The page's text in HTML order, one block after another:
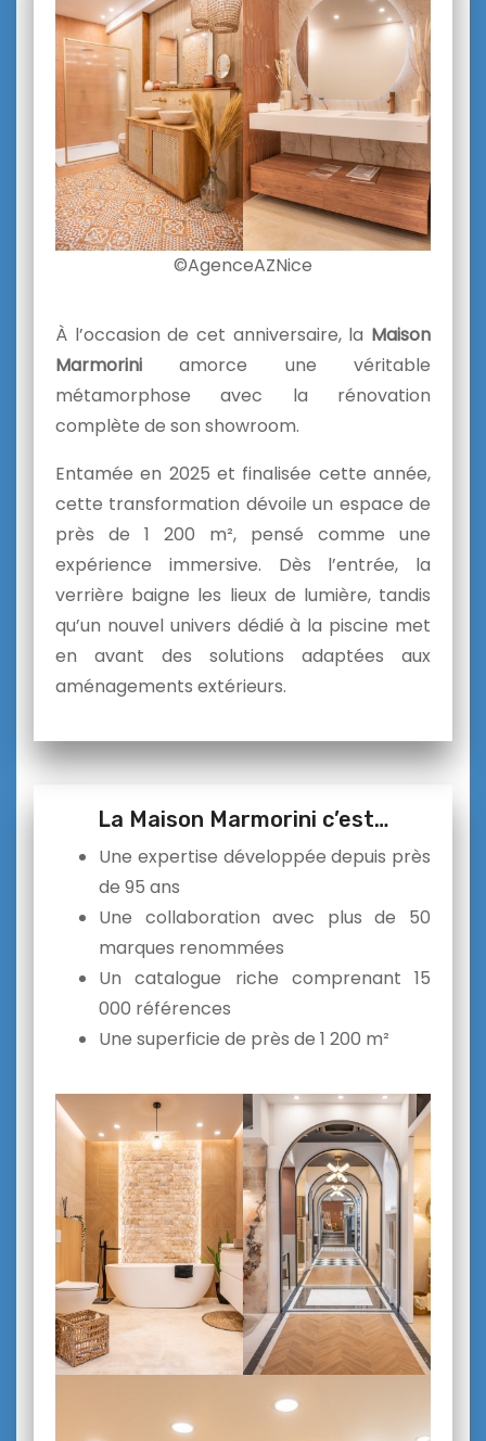
©AgenceAZNice
À l’occasion de cet anniversaire, la Maison
Marmorini amorce une véritable
métamorphose avec la rénovation
complète de son showroom.
Entamée en 2025 et finalisée cette année,
cette transformation dévoile un espace de
près de 1 200 m², pensé comme une
expérience immersive. Dès l’entrée, la
verrière baigne les lieux de lumière, tandis
qu’un nouvel univers dédié à la piscine met
en avant des solutions adaptées aux
aménagements extérieurs.
La Maison Marmorini c’est…
Une expertise développée depuis près
de 95 ans
Une collaboration avec plus de 50
marques renommées
Un catalogue riche comprenant 15
000 références
Une superficie de près de 1 200 m²